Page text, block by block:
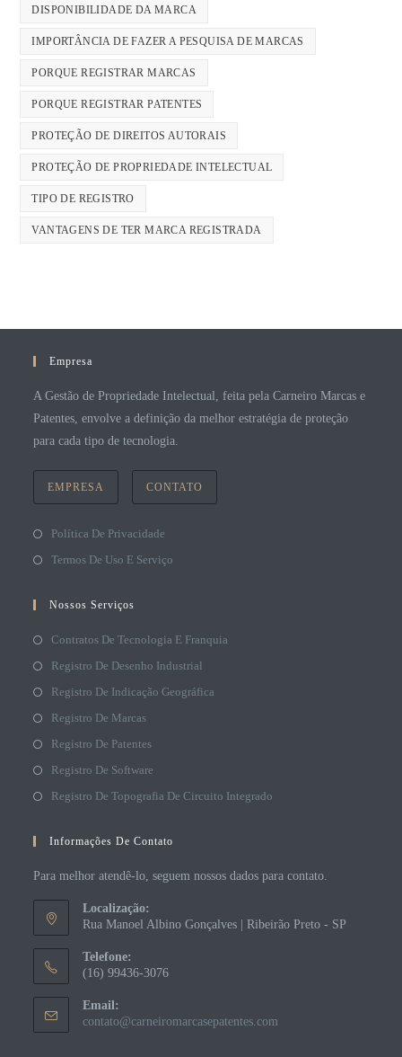
DISPONIBILIDADE DA MARCA
IMPORTÂNCIA DE FAZER A PESQUISA DE MARCAS
PORQUE REGISTRAR MARCAS
PORQUE REGISTRAR PATENTES
PROTEÇÃO DE DIREITOS AUTORAIS
PROTEÇÃO DE PROPRIEDADE INTELECTUAL
TIPO DE REGISTRO
VANTAGENS DE TER MARCA REGISTRADA
Empresa
A Gestão de Propriedade Intelectual, feita pela Carneiro Marcas e
Patentes, envolve a definição da melhor estratégia de proteção
para cada tipo de tecnologia.
EMPRESA CONTATO
Política De Privacidade
Termos De Uso E Serviço
Nossos Serviços
Contratos De Tecnologia E Franquia
Registro De Desenho Industrial
Registro De Indicação Geográfica
Registro De Marcas
Registro De Patentes
Registro De Software
Registro De Topografia De Circuito Integrado
Informações De Contato
Para melhor atendê-lo, seguem nossos dados para contato.
Localização:
Rua Manoel Albino Gonçalves | Ribeirão Preto - SP
Telefone:
(16) 99436-3076
Email:
contato@carneiromarcasepatentes.com